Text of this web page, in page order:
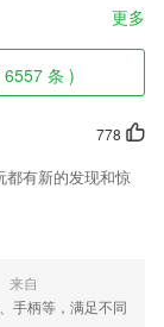
更多
条 )
778
都有新的发现和惊
来自
手柄等，满足不同